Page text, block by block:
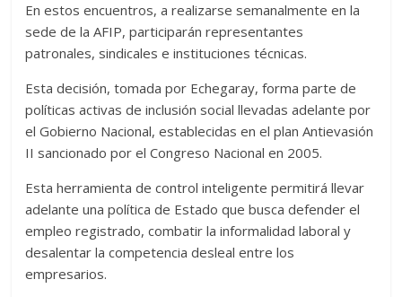
En estos encuentros, a realizarse semanalmente en la
sede de la AFIP, participarán representantes
patronales, sindicales e instituciones técnicas.
Esta decisión, tomada por Echegaray, forma parte de
políticas activas de inclusión social llevadas adelante por
el Gobierno Nacional, establecidas en el plan Antievasión
II sancionado por el Congreso Nacional en 2005.
Esta herramienta de control inteligente permitirá llevar
adelante una política de Estado que busca defender el
empleo registrado, combatir la informalidad laboral y
desalentar la competencia desleal entre los
empresarios.